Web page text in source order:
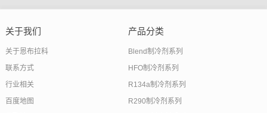
关于我们
关于恩布拉科
联系方式
行业相关
百度地图
产品分类
Blend制冷剂系列
HFO制冷剂系列
R134a制冷剂系列
R290制冷剂系列